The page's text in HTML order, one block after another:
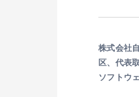
株式会社
区、代表
ソフトウ